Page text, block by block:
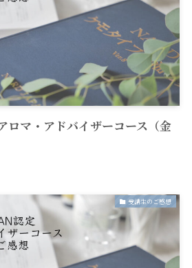
ロマ・アドバイザーコース（金
受講生のご感想